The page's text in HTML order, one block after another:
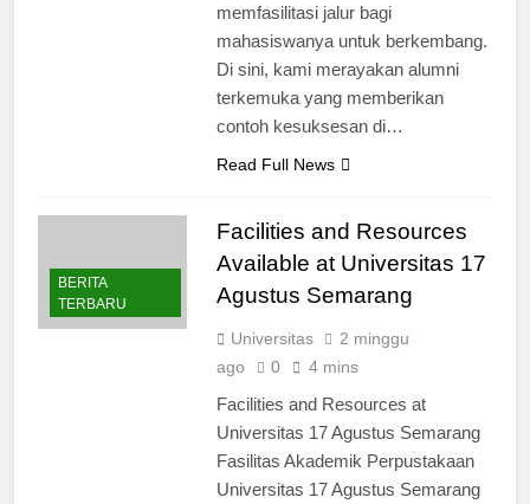
memfasilitasi jalur bagi
mahasiswanya untuk berkembang.
Di sini, kami merayakan alumni
terkemuka yang memberikan
contoh kesuksesan di…
Read Full News
BERITA
TERBARU
Facilities and Resources
Available at Universitas 17
Agustus Semarang
Universitas
2 minggu
ago
0 4 mins
Facilities and Resources at
Universitas 17 Agustus Semarang
Fasilitas Akademik Perpustakaan
Universitas 17 Agustus Semarang